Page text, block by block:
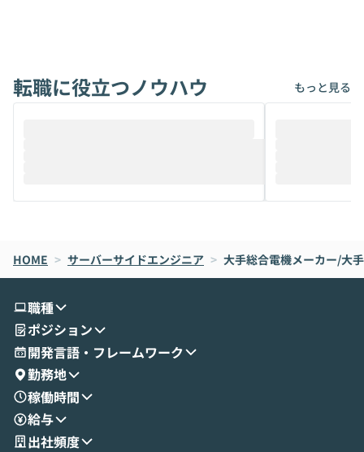
けでなく、想像以上の範囲まで自動化でき
ることは、まだあまり知られていません。
メルカリでの判断基準をもとに「なぜClau
oworkの基本的な機能をご紹介いただきま
す。 続く公開デモでは、実際にCoworkを
せいただきます。数分でワークフローが完
成する手軽さや、Gmail等の外部サービス
とセキュアに連携できるポイントなど、実
演を通じて具体的なイメージをお届けしま
す。 後半のディスカッションでは、セキュ
リティの考え方や社内導入の進め方など、
現場目線でさらに深掘りしていきます。
「自分の業務をAIで自動化してみたいけ
は、評判では
ているAIを選ぶこ
それぞれの本当
は、LLMのフル
ント構築の最前
転職に役立つノウハウ もっと見る
HOME > サーバーサイドエンジニア > 大手総合電機メーカー/大
職種
ポジション
開発言語・フレームワーク
勤務地
稼働時間
給与
出社頻度